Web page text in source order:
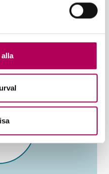
- faktablad